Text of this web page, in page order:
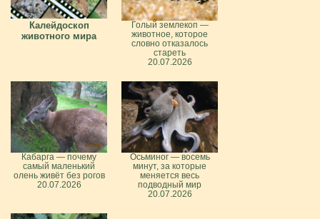
Калейдоскоп
животного мира
Голый землекоп —
животное, которое
словно отказалось
стареть
20.07.2026
Кабарга — почему
самый маленький
олень живёт без рогов
20.07.2026
Осьминог — восемь
минут, за которые
меняется весь
подводный мир
20.07.2026